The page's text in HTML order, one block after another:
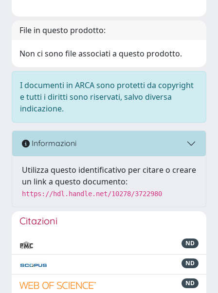
File in questo prodotto:
Non ci sono file associati a questo prodotto.
I documenti in ARCA sono protetti da copyright
e tutti i diritti sono riservati, salvo diversa
indicazione.
Informazioni
Utilizza questo identificativo per citare o creare
un link a questo documento:
https://hdl.handle.net/10278/3722980
Citazioni
ND
ND
ND